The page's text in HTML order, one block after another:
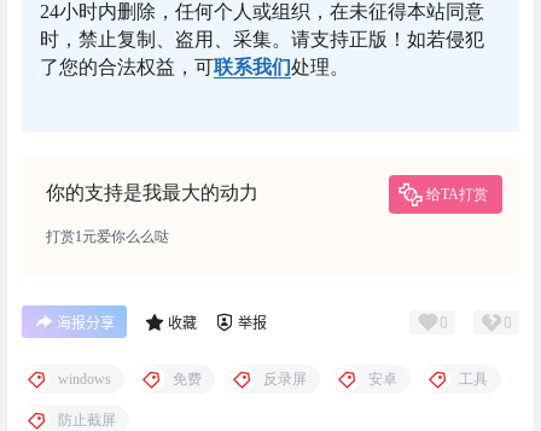
24小时内删除，任何个人或组织，在未征得本站同意
时，禁止复制、盗用、采集。请支持正版！如若侵犯
了您的合法权益，可联系我们处理。
你的支持是我最大的动力 给TA打赏
打赏1元爱你么么哒
海报分享 收藏 举报 0 0
windows 免费 反录屏 安卓 工具
防止截屏